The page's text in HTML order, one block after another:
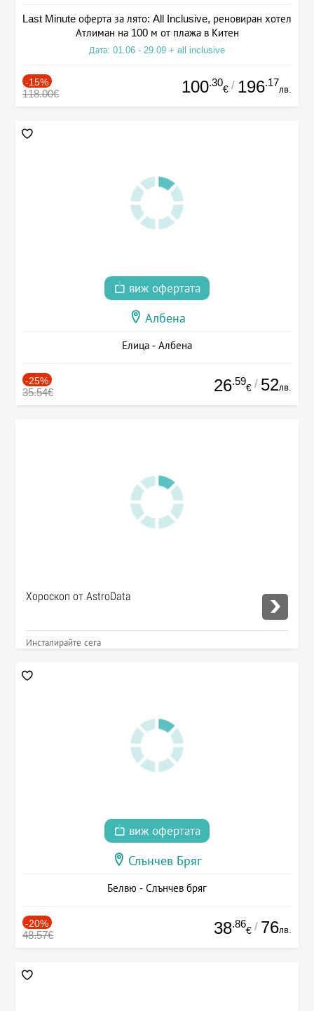
Last Minute оферта за лято: All Inclusive, реновиран хотел
Атлиман на 100 м от плажа в Китен
Дата: 01.06 - 29.09 + all inclusive
-15%
118.00€ 100.30
€ / 196.17
лв.
виж офертата
Албена
Елица - Албена
-25%
35.54€ 26.59
€ / 52лв.
Хороскоп от AstroData
Инсталирайте сега
виж офертата
Слънчев Бряг
Белвю - Слънчев бряг
-20%
48.57€ 38.86
€ / 76лв.